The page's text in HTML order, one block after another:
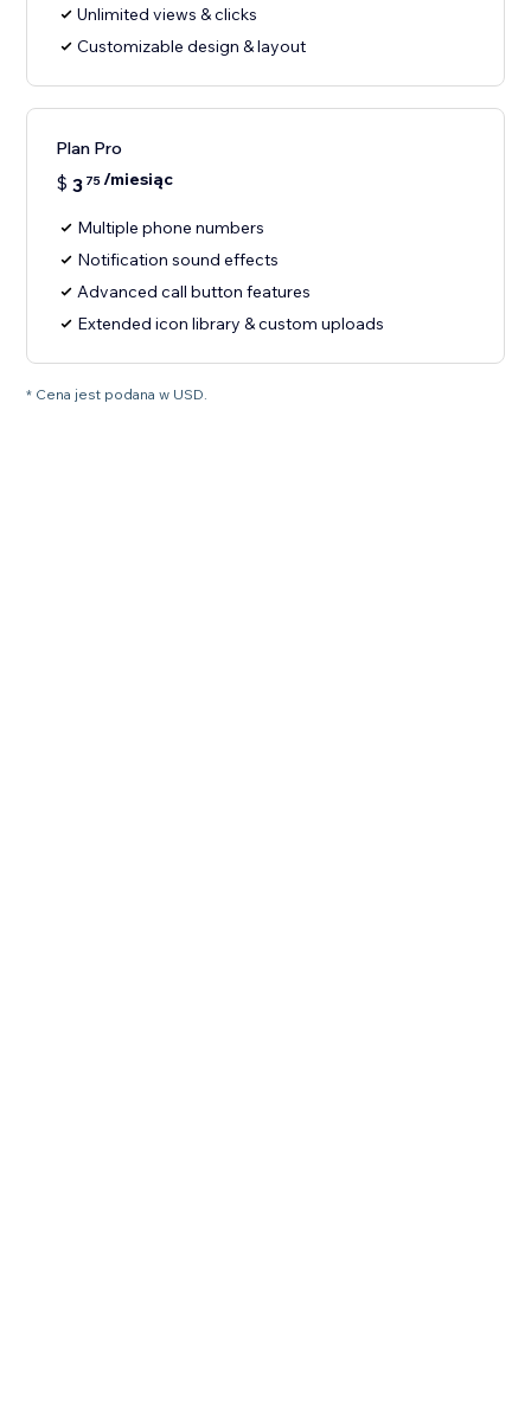
Unlimited views & clicks
Customizable design & layout
Plan Pro
$ 3 75/miesiąc
Multiple phone numbers
Notification sound effects
Advanced call button features
Extended icon library & custom uploads
* Cena jest podana w USD.